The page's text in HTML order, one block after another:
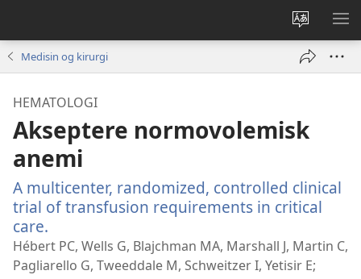
Endre
språk
VIS
Medisin og kirurgi
HEMATOLOGI
Akseptere normovolemisk
anemi
A multicenter, randomized, controlled clinical
trial of transfusion requirements in critical
care.
nytt
vindu)
Hébert PC, Wells G, Blajchman MA, Marshall J, Martin C,
Pagliarello G, Tweeddale M, Schweitzer I, Yetisir E;